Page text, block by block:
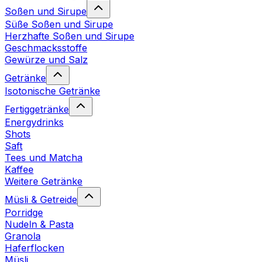
Soßen und Sirupe
Süße Soßen und Sirupe
Herzhafte Soßen und Sirupe
Geschmacksstoffe
Gewürze und Salz
Getränke
Isotonische Getränke
Fertiggetränke
Energydrinks
Shots
Saft
Tees und Matcha
Kaffee
Weitere Getränke
Müsli & Getreide
Porridge
Nudeln & Pasta
Granola
Haferflocken